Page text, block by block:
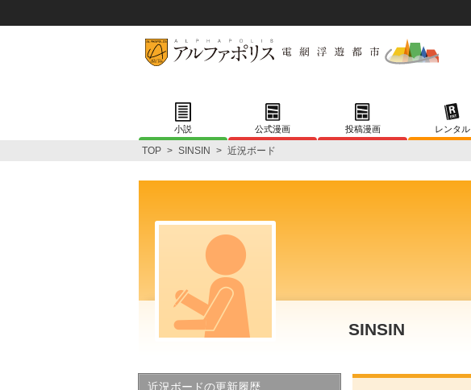
小説 公式漫画 投稿漫画 レンタル
TOP > SINSIN > 近況ボード
SINSIN
近況ボードの更新履歴